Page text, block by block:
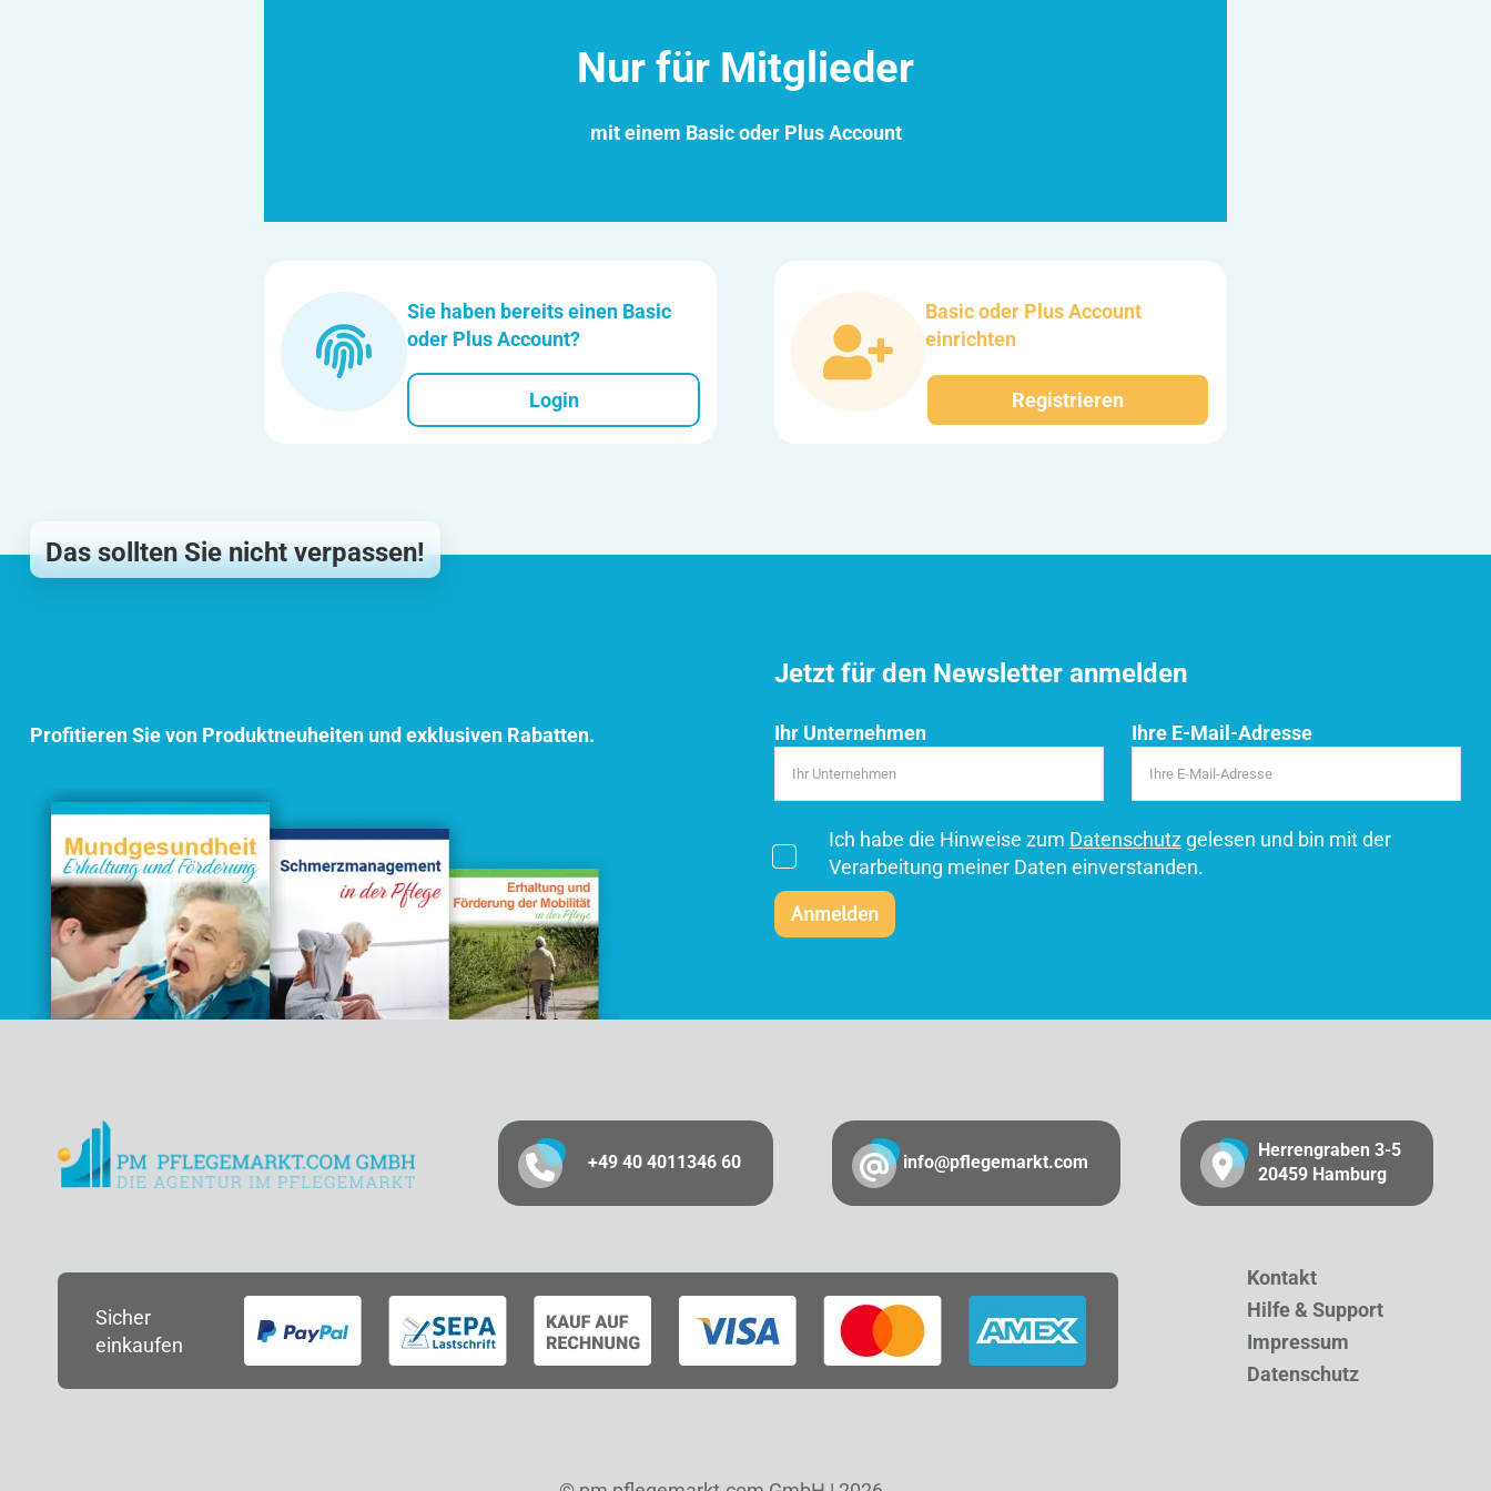
Nur für Mitglieder
mit einem Basic oder Plus Account
Sie haben bereits einen Basic
oder Plus Account?
Login
Basic oder Plus Account
einrichten
Registrieren
Das sollten Sie nicht verpassen!
Profitieren Sie von Produktneuheiten und exklusiven Rabatten.
Jetzt für den Newsletter anmelden
Ihr Unternehmen Ihre E-Mail-Adresse
Ich habe die Hinweise zum Datenschutzgelesen und bin mit der
Verarbeitung meiner Daten einverstanden.
+49 40 4011346 60 info@pflegemarkt.com
Herrengraben 3-5
20459 Hamburg
Sicher
einkaufen
Kontakt
Hilfe & Support
Impressum
Datenschutz